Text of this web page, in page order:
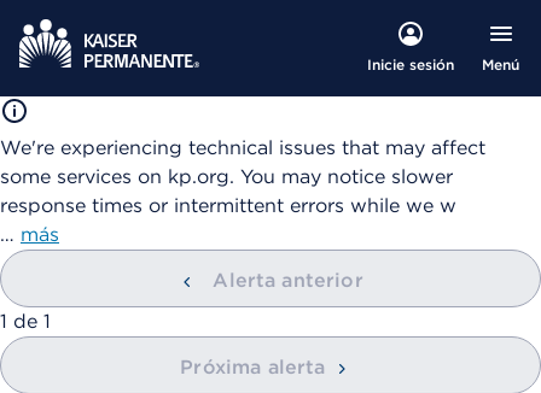
Inicie sesión Menú
We're experiencing technical issues that may affect
some services on kp.org. You may notice slower
response times or intermittent errors while we w
… más
Alerta anterior
mostrando
1 de 1
Próxima alerta